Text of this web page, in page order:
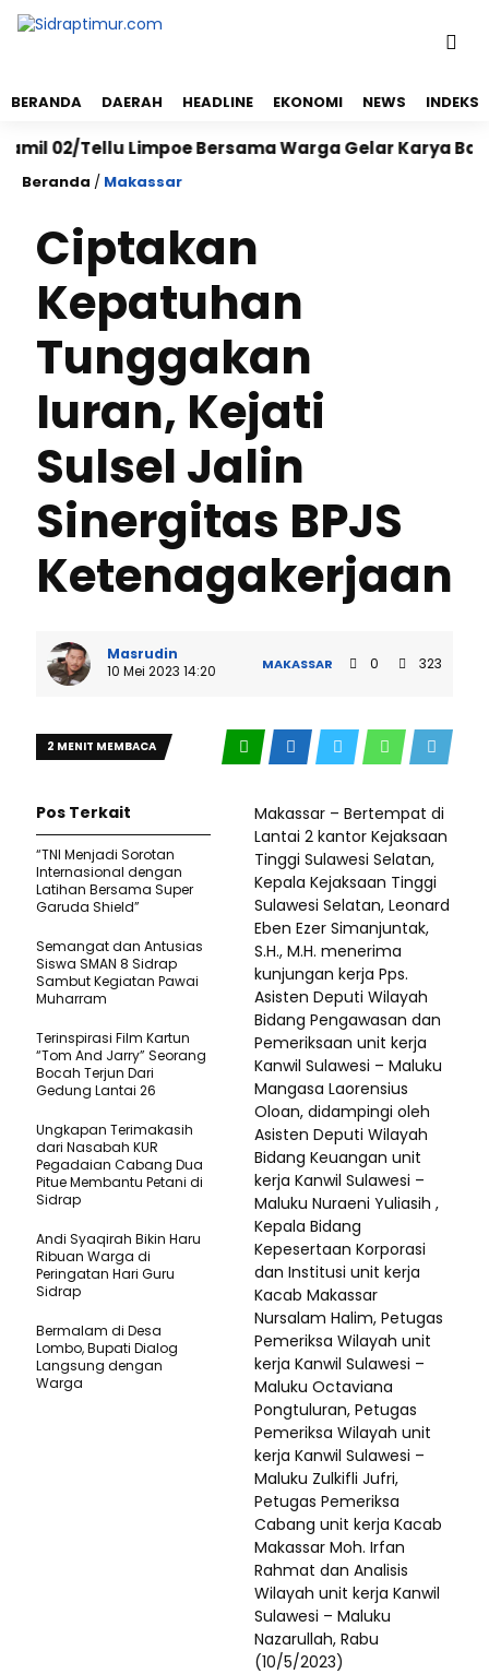
BERANDA DAERAH HEADLINE EKONOMI NEWS INDEKS
Tellu Limpoe Bersama Warga Gelar Karya Bakti
Beranda / Makassar
Ciptakan
Kepatuhan
Tunggakan
Iuran, Kejati
Sulsel Jalin
Sinergitas BPJS
Ketenagakerjaan
Masrudin
10 Mei 2023 14:20
MAKASSAR 0 323
2 MENIT MEMBACA
Makassar – Bertempat di
Lantai 2 kantor Kejaksaan
Tinggi Sulawesi Selatan,
Kepala Kejaksaan Tinggi
Sulawesi Selatan, Leonard
Eben Ezer Simanjuntak,
S.H., M.H. menerima
kunjungan kerja Pps.
Asisten Deputi Wilayah
Bidang Pengawasan dan
Pemeriksaan unit kerja
Kanwil Sulawesi – Maluku
Mangasa Laorensius
Oloan, didampingi oleh
Asisten Deputi Wilayah
Bidang Keuangan unit
kerja Kanwil Sulawesi –
Maluku Nuraeni Yuliasih ,
Kepala Bidang
Kepesertaan Korporasi
dan Institusi unit kerja
Kacab Makassar
Nursalam Halim, Petugas
Pemeriksa Wilayah unit
kerja Kanwil Sulawesi –
Maluku Octaviana
Pongtuluran, Petugas
Pemeriksa Wilayah unit
kerja Kanwil Sulawesi –
Maluku Zulkifli Jufri,
Petugas Pemeriksa
Cabang unit kerja Kacab
Makassar Moh. Irfan
Rahmat dan Analisis
Wilayah unit kerja Kanwil
Sulawesi – Maluku
Nazarullah, Rabu
(10/5/2023)
Pos Terkait
“TNI Menjadi Sorotan
Internasional dengan
Latihan Bersama Super
Garuda Shield”
Semangat dan Antusias
Siswa SMAN 8 Sidrap
Sambut Kegiatan Pawai
Muharram
Terinspirasi Film Kartun
“Tom And Jarry” Seorang
Bocah Terjun Dari
Gedung Lantai 26
Ungkapan Terimakasih
dari Nasabah KUR
Pegadaian Cabang Dua
Pitue Membantu Petani di
Sidrap
Andi Syaqirah Bikin Haru
Ribuan Warga di
Peringatan Hari Guru
Sidrap
Bermalam di Desa
Lombo, Bupati Dialog
Langsung dengan
Warga